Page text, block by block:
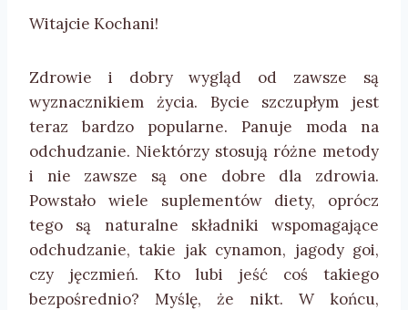
Witajcie Kochani!
Zdrowie i dobry wygląd od zawsze są
wyznacznikiem życia. Bycie szczupłym jest
teraz bardzo popularne. Panuje moda na
odchudzanie. Niektórzy stosują różne metody
i nie zawsze są one dobre dla zdrowia.
Powstało wiele suplementów diety, oprócz
tego są naturalne składniki wspomagające
odchudzanie, takie jak cynamon, jagody goi,
czy jęczmień. Kto lubi jeść coś takiego
bezpośrednio? Myślę, że nikt. W końcu,